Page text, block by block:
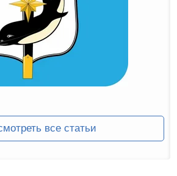
все статьи